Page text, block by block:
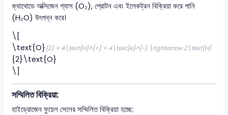
ক্যাথোডে অক্সিজেন গ্যাস (O₂), প্রোটন এবং ইলেকট্রন বিক্রিয়া করে পানি
(H₂O) উৎপন্ন করে।
\[
\text{O}{2} + 4\text{H}^{+} + 4\text{e}^{-} \rightarrow 2\text{H}
{2}\text{O}
\]
সম্মিলিত বিক্রিয়া:
হাইড্রোজেন ফুয়েল সেলের সম্মিলিত বিক্রিয়া হচ্ছে: